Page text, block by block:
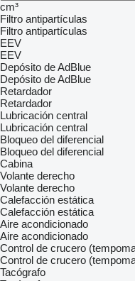
cm³
Filtro antipartículas
Filtro antipartículas
EEV
EEV
Depósito de AdBlue
Depósito de AdBlue
Retardador
Retardador
Lubricación central
Lubricación central
Bloqueo del diferencial
Bloqueo del diferencial
Cabina
Volante derecho
Volante derecho
Calefacción estática
Calefacción estática
Aire acondicionado
Aire acondicionado
Control de crucero
Control de crucero
Tacógrafo